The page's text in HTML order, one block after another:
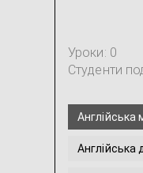
Уроки: 0
Студенти
Англійська
Англійська